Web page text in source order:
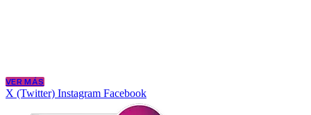
VER MÁS
X (Twitter) Instagram Facebook